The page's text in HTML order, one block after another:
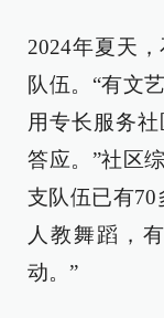
2024年夏天
队伍。“有文
用专长服务
答应。”社区
支队伍已有70
人教舞蹈，
动。”